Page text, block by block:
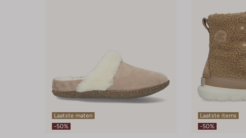
Laatste maten
-50%
Laatste items
-50%